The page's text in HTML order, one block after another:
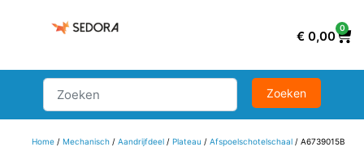
€ 0,00
0
Home/ Mechanisch/ Aandrijfdeel/ Plateau / Afspoelschotelschaal/ A6739015B